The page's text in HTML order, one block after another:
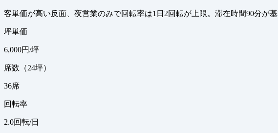
客単価が高い反面、夜営業のみで回転率は1日2回転が上限。滞在時間90分が
坪単価
6,000円/坪
席数（24坪）
36席
回転率
2.0回転/日